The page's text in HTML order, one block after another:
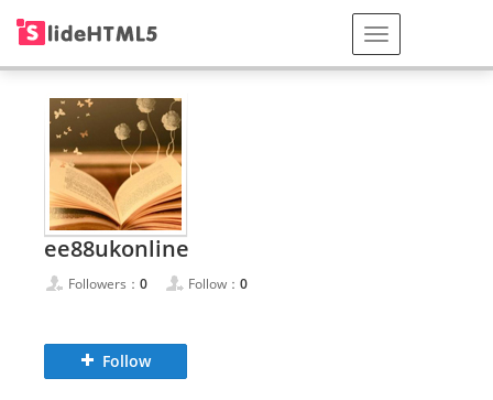
ee88ukonline
Followers： 0 Follow： 0
Follow